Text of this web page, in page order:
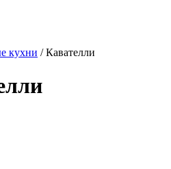
кухни / Кавателли